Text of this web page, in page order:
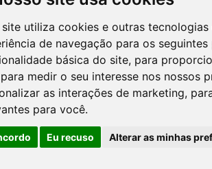
site utiliza cookies e outras
de navegação para os
básica do site, para
para medir o seu interesse nos nossos
as interações de marketing,
para você.
Eu recuso Alterar as minhas